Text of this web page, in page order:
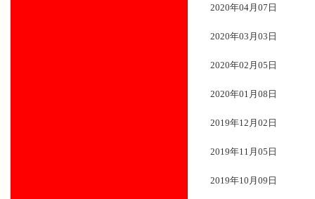
2020年04月07日
2020年03月03日
2020年02月05日
2020年01月08日
2019年12月02日
2019年11月05日
2019年10月09日